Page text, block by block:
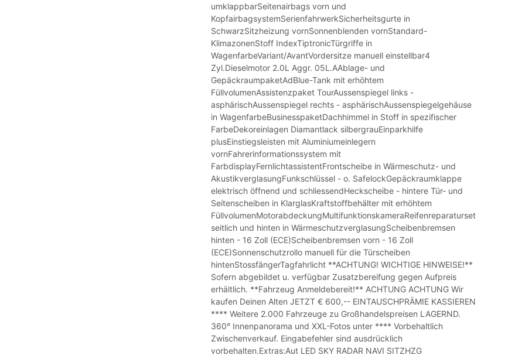
umklappbarSeitenairbags vorn und
KopfairbagsystemSerienfahrwerkSicherheitsgurte in
SchwarzSitzheizung vornSonnenblenden vornStandard-
KlimazonenStoff IndexTiptronicTürgriffe in
WagenfarbeVariant/AvantVordersitze manuell einstellbar4
Zyl.Dieselmotor 2.0L Aggr. 05L.AAblage- und
GepäckraumpaketAdBlue-Tank mit erhöhtem
FüllvolumenAssistenzpaket TourAussenspiegel links -
asphärischAussenspiegel rechts - asphärischAussenspiegelgehäuse
in WagenfarbeBusinesspaketDachhimmel in Stoff in spezifischer
FarbeDekoreinlagen Diamantlack silbergrauEinparkhilfe
plusEinstiegsleisten mit Aluminiumeinlegern
vornFahrerinformationssystem mit
FarbdisplayFernlichtassistentFrontscheibe in Wärmeschutz- und
AkustikverglasungFunkschlüssel - o. SafelockGepäckraumklappe
elektrisch öffnend und schliessendHeckscheibe - hintere Tür- und
Seitenscheiben in KlarglasKraftstoffbehälter mit erhöhtem
FüllvolumenMotorabdeckungMultifunktionskameraReifenreparatursetScheiben
seitlich und hinten in WärmeschutzverglasungScheibenbremsen
hinten - 16 Zoll (ECE)Scheibenbremsen vorn - 16 Zoll
(ECE)Sonnenschutzrollo manuell für die Türscheiben
hintenStossfängerTagfahrlicht **ACHTUNG! WICHTIGE HINWEISE!**
Sofern abgebildet u. verfügbar Zusatzbereifung gegen Aufpreis
erhältlich. **Fahrzeug Anmeldebereit!** ACHTUNG ACHTUNG Wir
kaufen Deinen Alten JETZT € 600,-- EINTAUSCHPRÄMIE KASSIEREN
**** Weitere 2.000 Fahrzeuge zu Großhandelspreisen LAGERND.
360° Innenpanorama und XXL-Fotos unter **** Vorbehaltlich
Zwischenverkauf. Eingabefehler sind ausdrücklich
vorbehalten.Extras:Aut LED SKY RADAR NAVI SITZHZG